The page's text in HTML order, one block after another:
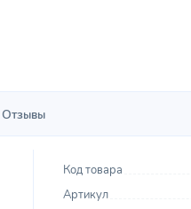
Отзывы
Код товара
Артикул